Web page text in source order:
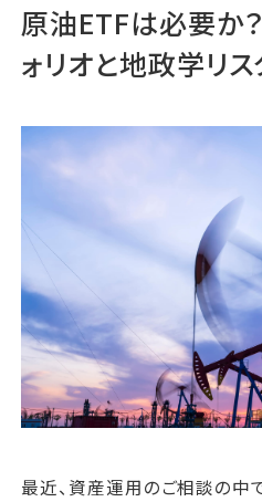
エキスパート一覧
無料講座
利用者の声
運営会社
ファミリーオフィスとは
関連書籍
メールマガジン登録
よくある質問
原油ETFは必要か
ォリオと地政学リス
最近、資産運用のご相談の中